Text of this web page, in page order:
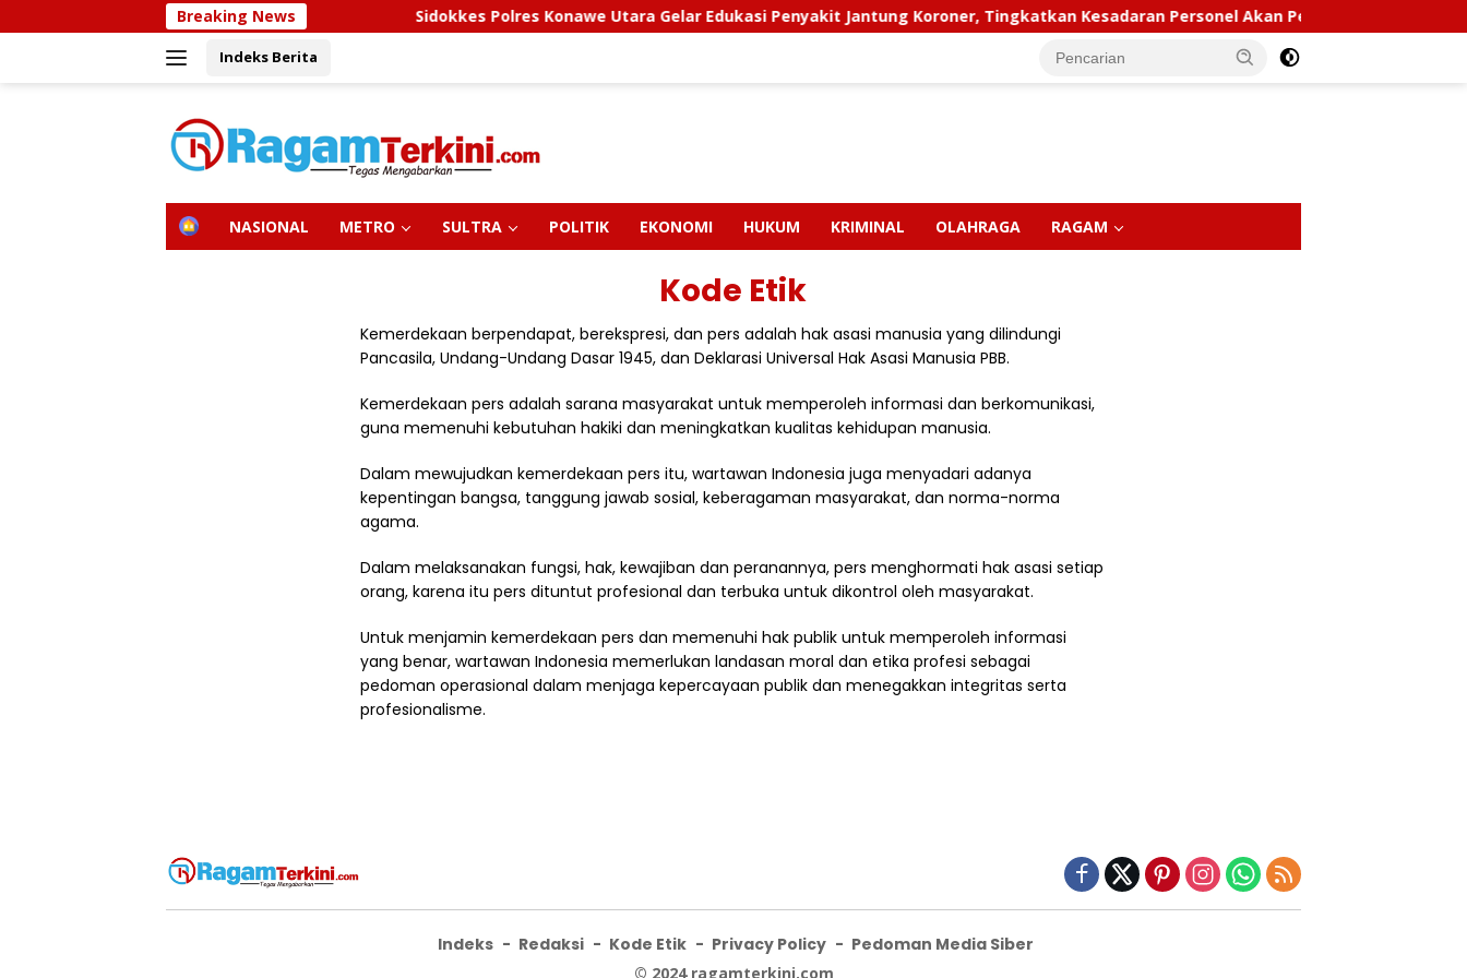
ke
Breaking News Sidokkes Polres Konawe Utara Gelar Edukasi Penyakit Jantung Koroner, Tingkatkan Kesadaran Personel Akan Pentingnya Hidup Sehat
Indeks Berita
H
NASIONAL METRO SULTRA POLITIK EKONOMI HUKUM KRIMINAL OLAHRAGA RAGAM
Kode Etik
Kemerdekaan berpendapat, berekspresi, dan pers adalah hak asasi manusia yang dilindungi
Pancasila, Undang-Undang Dasar 1945, dan Deklarasi Universal Hak Asasi Manusia PBB.
Kemerdekaan pers adalah sarana masyarakat untuk memperoleh informasi dan berkomunikasi,
guna memenuhi kebutuhan hakiki dan meningkatkan kualitas kehidupan manusia.
Dalam mewujudkan kemerdekaan pers itu, wartawan Indonesia juga menyadari adanya
kepentingan bangsa, tanggung jawab sosial, keberagaman masyarakat, dan norma-norma
agama.
Dalam melaksanakan fungsi, hak, kewajiban dan peranannya, pers menghormati hak asasi setiap
orang, karena itu pers dituntut profesional dan terbuka untuk dikontrol oleh masyarakat.
Untuk menjamin kemerdekaan pers dan memenuhi hak publik untuk memperoleh informasi
yang benar, wartawan Indonesia memerlukan landasan moral dan etika profesi sebagai
pedoman operasional dalam menjaga kepercayaan publik dan menegakkan integritas serta
profesionalisme.
Indeks Redaksi Kode Etik Privacy Policy Pedoman Media Siber
© 2024 ragamterkini.com